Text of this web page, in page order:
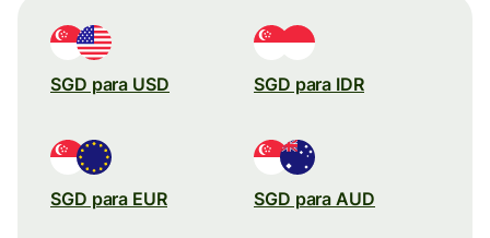
SGD para USD SGD para IDR
SGD para EUR SGD para AUD